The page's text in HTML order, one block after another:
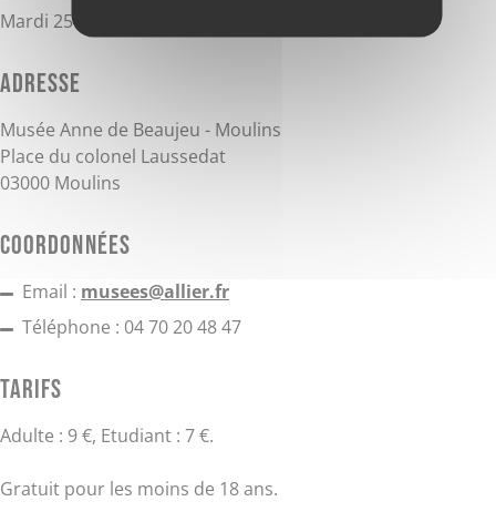
Mardi 25 août 2026 de 14h30 à 16h.
Adresse
Musée Anne de Beaujeu - Moulins
Place du colonel Laussedat
03000 Moulins
Coordonnées
Email : musees@allier.fr
Téléphone : 04 70 20 48 47
Tarifs
Adulte : 9 €, Etudiant : 7 €.
Gratuit pour les moins de 18 ans.